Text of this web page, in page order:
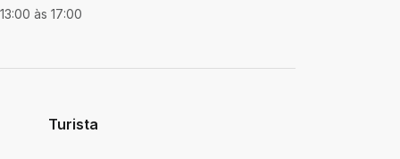
às 17:00
Turista